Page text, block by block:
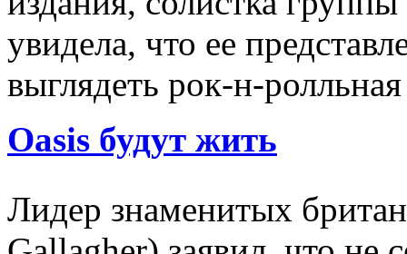
увидела, что ее
выглядеть рок-н-
Oasis будут жить
Лидер знаменитых